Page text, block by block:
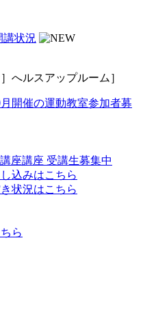
講状況
へルスアップルーム］
月開催の運動教室参加者募